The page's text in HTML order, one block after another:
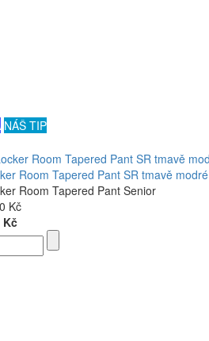
NÁŠ TIP
Room Tapered Pant SR tmavě modré
Room Tapered Pant Senior
Kč
Kč